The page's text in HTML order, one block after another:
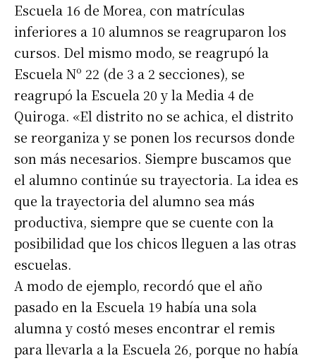
Escuela 16 de Morea, con matrículas
inferiores a 10 alumnos se reagruparon los
cursos. Del mismo modo, se reagrupó la
Escuela Nº 22 (de 3 a 2 secciones), se
reagrupó la Escuela 20 y la Media 4 de
Quiroga. «El distrito no se achica, el distrito
se reorganiza y se ponen los recursos donde
son más necesarios. Siempre buscamos que
el alumno continúe su trayectoria. La idea es
que la trayectoria del alumno sea más
productiva, siempre que se cuente con la
posibilidad que los chicos lleguen a las otras
escuelas.
A modo de ejemplo, recordó que el año
pasado en la Escuela 19 había una sola
alumna y costó meses encontrar el remis
para llevarla a la Escuela 26, porque no había